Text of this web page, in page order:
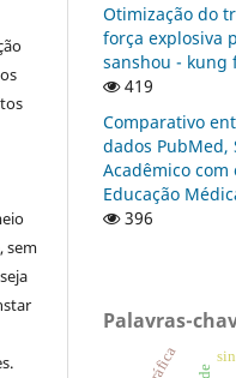
sem
Otimização do
força explosiva
sanshou - kung
419
Comparativo
dados PubMed,
Acadêmico
Educação
396
Palavras-